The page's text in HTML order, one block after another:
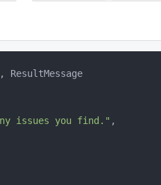
ResultMessage
issues you find." ,